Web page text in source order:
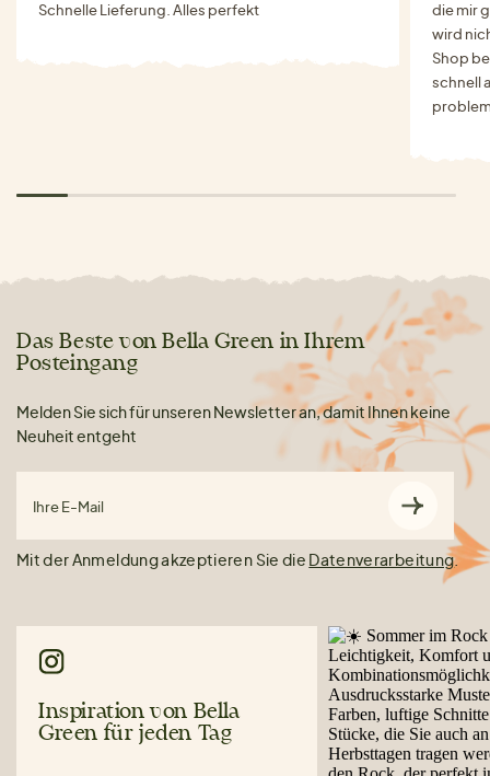
Schnelle Lieferung. Alles perfekt
die mir
wird
Shop
schnell
Das Beste von Bella Green in Ihrem
Posteingang
Melden Sie sich für unseren Newsletter an, damit Ihnen keine
Neuheit entgeht
Ihre E-Mail
Mit der Anmeldung akzeptieren Sie die Datenverarbeitung.
Inspiration von Bella
Green für jeden Tag